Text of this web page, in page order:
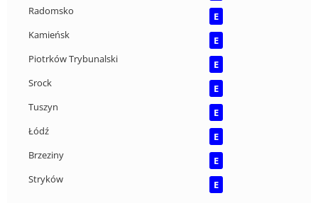
Radomsko
E
Kamieńsk
E
Piotrków Trybunalski
E
Srock
E
Tuszyn
E
Łódź
E
Brzeziny
E
Stryków
E